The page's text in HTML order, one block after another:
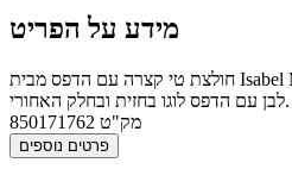
מידע על הפריט
חולצת טי קצרה עם הדפס מבית Isabel Marant. הדגם עשוי כותנה בצבע
לבן עם הדפס לוגו בחזית ובחלק האחורי.
מק"ט 850171762
פרטים נוספים